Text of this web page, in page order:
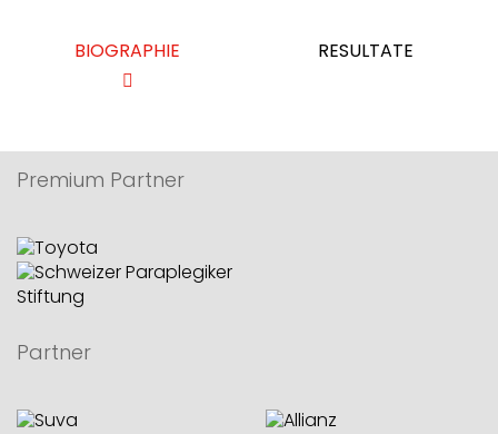
BIOGRAPHIE RESULTATE
Premium Partner
Partner